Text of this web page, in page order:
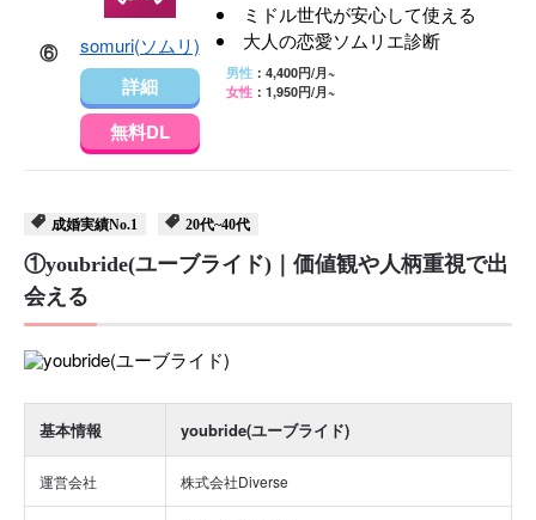
⑥ somuri(ソムリ)
詳細
無料DL
ミドル世代が安心して使える
大人の恋愛ソムリエ診断
男性：4,400円/月~
女性：1,950円/月~
成婚実績No.1 20代~40代
①youbride(ユーブライド)｜価値観や人柄重視で出
会える
基本情報 youbride(ユーブライド)
運営会社 株式会社Diverse